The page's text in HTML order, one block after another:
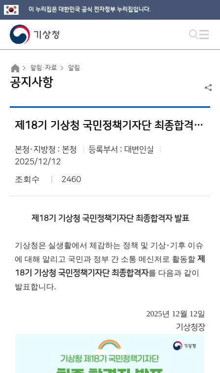
이 누리집은 대한민국 공식 전자정부 누리집입니다.
알림·자료 알림
공지사항
제18기 기상청 국민정책기자단 최종합격자 발표
본청·지방청 : 본청
등록부서 : 대변인실
2025/12/12
조회수 2460
제18기 기상청 국민정책기자단 최종합격자 발표
기상청은 실생활에서 체감하는 정책 및 기상･기후 이슈
에 대해 알리고 국민과 정부 간 소통 메신저로 활동할 제
18기 기상청 국민정책기자단 최종합격자를 다음과 같이
발표합니다.
2025년 12월 12일
기상청장